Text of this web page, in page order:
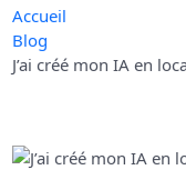
Accueil
Blog
J’ai créé mon IA en